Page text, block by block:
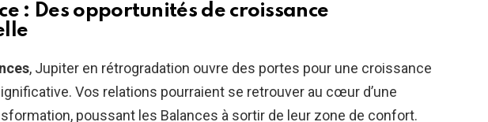
: Des opportunités de croissance
, Jupiter en rétrogradation ouvre des portes pour une croissance
Vos relations pourraient se retrouver au cœur d’une
poussant les Balances à sortir de leur zone de confort.